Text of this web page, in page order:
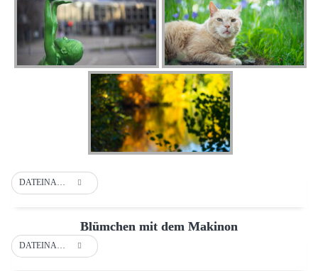
Blümchen mit dem Makinon